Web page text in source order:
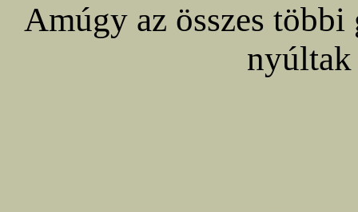
Amúgy az összes
nyúltak